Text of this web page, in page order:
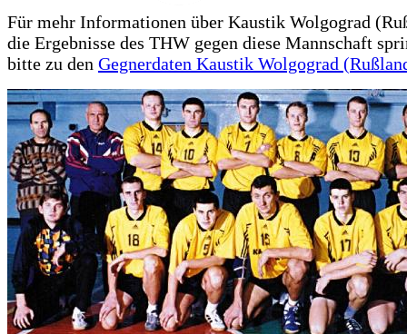
Für mehr Informationen über Kaustik Wolgograd
die Ergebnisse des THW gegen diese Mannschaft
bitte zu den Gegnerdaten Kaustik Wolgograd